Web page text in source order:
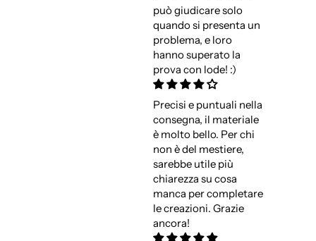
può giudicare solo
quando si presenta un
problema, e loro
hanno superato la
prova con lode! :)
Precisi e puntuali nella
consegna, il materiale
è molto bello. Per chi
non è del mestiere,
sarebbe utile più
chiarezza su cosa
manca per completare
le creazioni. Grazie
ancora!